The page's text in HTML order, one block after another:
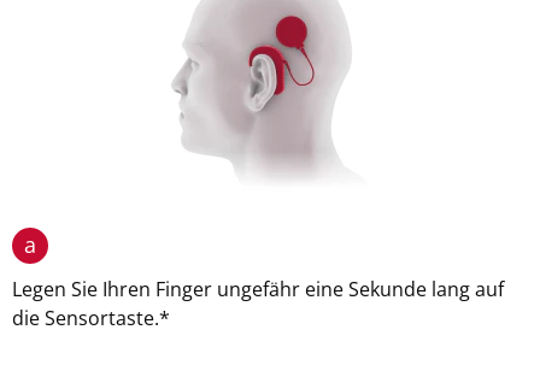
a
Legen Sie Ihren Finger ungefähr eine Sekunde lang auf
die Sensortaste.*